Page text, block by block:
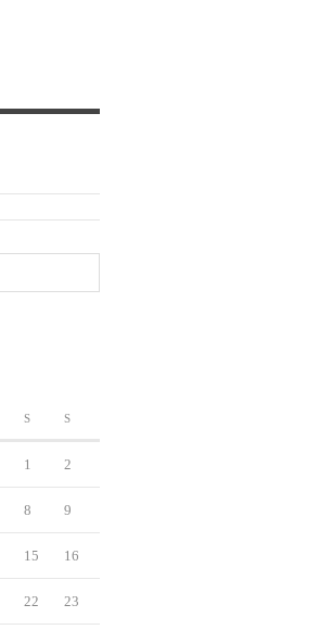
S S
1 2
8 9
15 16
22 23